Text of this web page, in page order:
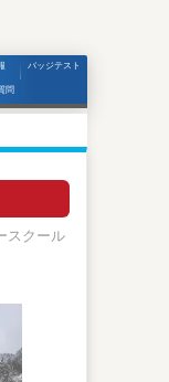
バッジテスト
問
スクール